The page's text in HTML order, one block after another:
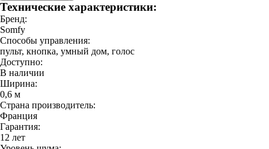
Технические характеристики:
Бренд:
Somfy
Способы управления:
пульт, кнопка, умный дом, голос
Доступно:
В наличии
Ширина:
0,6 м
Страна производитель:
Франция
Гарантия:
12 лет